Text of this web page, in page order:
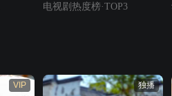
电视剧热度榜·TOP3
VIP 独播